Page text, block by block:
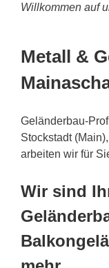
Willkommen auf
Metall &
Geländerbau-
Stockstadt
arbeiten wir für
Wir sind